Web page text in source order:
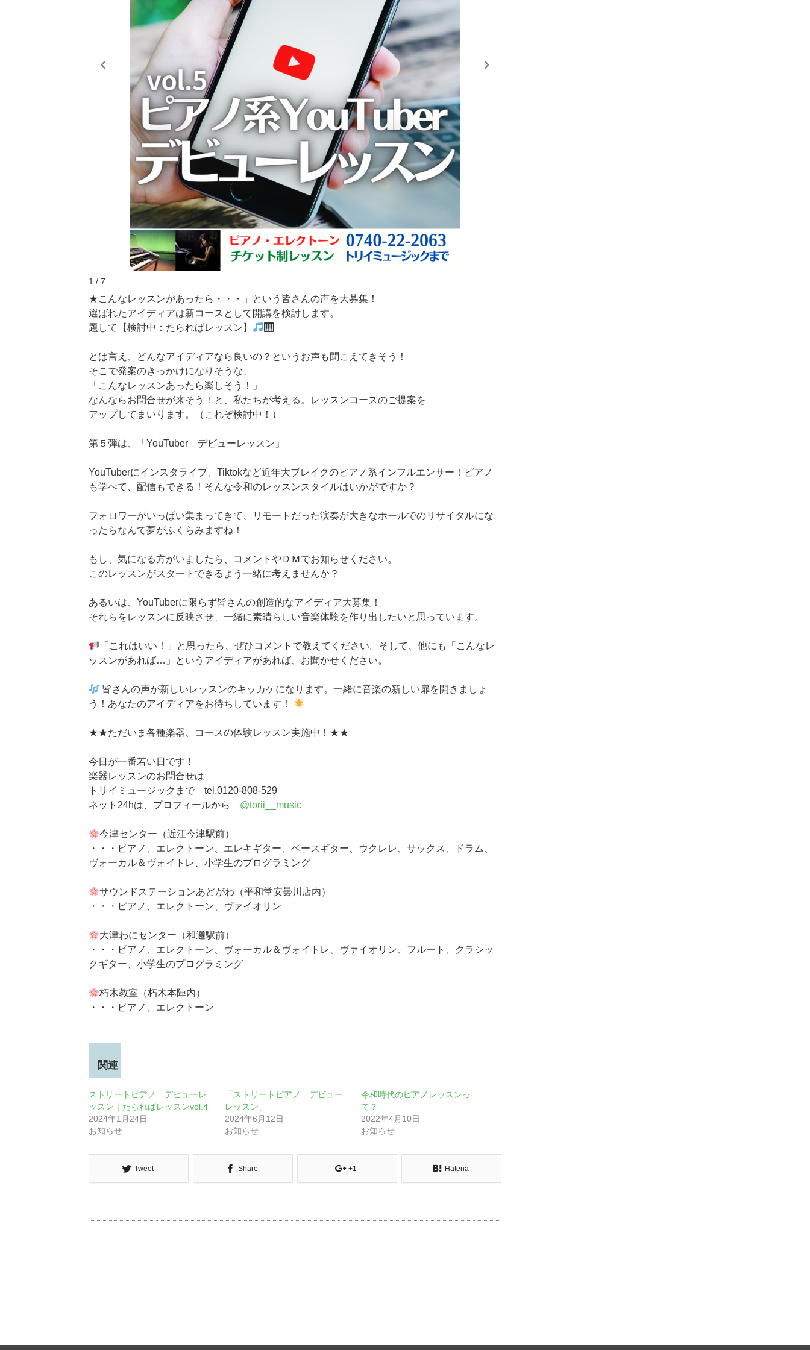
1 / 7
★こんなレッスンがあったら・・・」という皆さんの声を大募集！
選ばれたアイディアは新コースとして開講を検討します。
題して【検討中：たらればレッスン】
とは言え、どんなアイディアなら良いの？というお声も聞こえてきそう！
そこで発案のきっかけになりそうな、
「こんなレッスンあったら楽しそう！」
なんならお問合せが来そう！と、私たちが考える。レッスンコースのご提案を
アップしてまいります。（これぞ検討中！）
第５弾は、「YouTuber デビューレッスン」
YouTuberにインスタライブ、Tiktokなど近年大ブレイクのピアノ系インフルエンサー！ピアノ
も学べて、配信もできる！そんな令和のレッスンスタイルはいかがですか？
フォロワーがいっぱい集まってきて、リモートだった演奏が大きなホールでのリサイタルにな
ったらなんて夢がふくらみますね！
もし、気になる方がいましたら、コメントやＤＭでお知らせください。
このレッスンがスタートできるよう一緒に考えませんか？
あるいは、YouTuberに限らず皆さんの創造的なアイディア大募集！
それらをレッスンに反映させ、一緒に素晴らしい音楽体験を作り出したいと思っています。
「これはいい！」と思ったら、ぜひコメントで教えてください。そして、他にも「こんなレ
ッスンがあれば…」というアイディアがあれば、お聞かせください。
皆さんの声が新しいレッスンのキッカケになります。一緒に音楽の新しい扉を開きましょ
う！あなたのアイディアをお待ちしています！
★★ただいま各種楽器、コースの体験レッスン実施中！★★
今日が一番若い日です！
楽器レッスンのお問合せは
トリイミュージックまで tel.0120-808-529
ネット24hは、プロフィールから @torii__music
今津センター（近江今津駅前）
・・・ピアノ、エレクトーン、エレキギター、ベースギター、ウクレレ、サックス、ドラム、
ヴォーカル＆ヴォイトレ、小学生のプログラミング
サウンドステーションあどがわ（平和堂安曇川店内）
・・・ピアノ、エレクトーン、ヴァイオリン
大津わにセンター（和邇駅前）
・・・ピアノ、エレクトーン、ヴォーカル＆ヴォイトレ、ヴァイオリン、フルート、クラシッ
クギター、小学生のプログラミング
朽木教室（朽木本陣内）
・・・ピアノ、エレクトーン
関連
ストリートピアノ デビューレ
ッスン｜たらればレッスンvol.4
2024年1月24日
お知らせ
「ストリートピアノ デビュー
レッスン」
2024年6月12日
お知らせ
令和時代のピアノレッスンっ
て？
2022年4月10日
お知らせ
Tweet Share +1 Hatena